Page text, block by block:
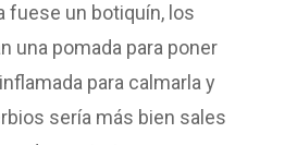
fuese un botiquín, los
una pomada para poner
para calmarla y
sería más bien sales